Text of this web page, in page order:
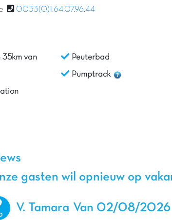
0033(0)1.64.07.96.44
35km van Peuterbad
Pumptrack
gasten wil opnieuw op
V. Tamara Van 02/08/2026